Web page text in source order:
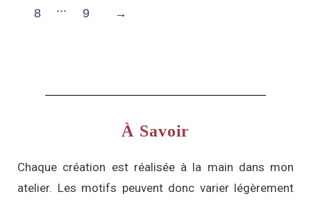
8 ... 9 →
À Savoir
Chaque création est réalisée à la main dans mon
atelier. Les motifs peuvent donc varier légèrement